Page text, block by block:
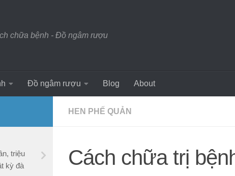
chữa bệnh - Đồ ngâm rượu
Đồ ngâm rượu Blog About
HEN PHẾ QUẢN
Cách chữa trị
triệu
kỳ đà